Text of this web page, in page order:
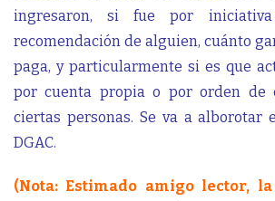
ingresaron, si fue por
recomendación de alguien, cuánto
paga, y particularmente si es que
por cuenta propia o por orden de
ciertas personas. Se va a alborotar
DGAC.
(Nota: Estimado amigo lector,